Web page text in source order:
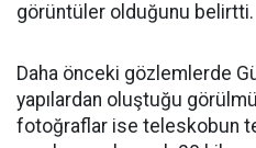
görüntüler olduğunu belirtti.
Daha önceki gözlemlerde
yapılardan oluştuğu
fotoğraflar ise teleskobun